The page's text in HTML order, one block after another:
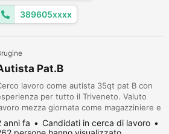
per lavoro, valuto offerte solo
fuori re...389605xxxx
Pat.B
lavoro come autista 35qt pat B con
per tutto il Triveneto. Valuto
mezza giornata come magazziniere e
giornata come autista con
anni fa
Candidati in cerca di lavoro